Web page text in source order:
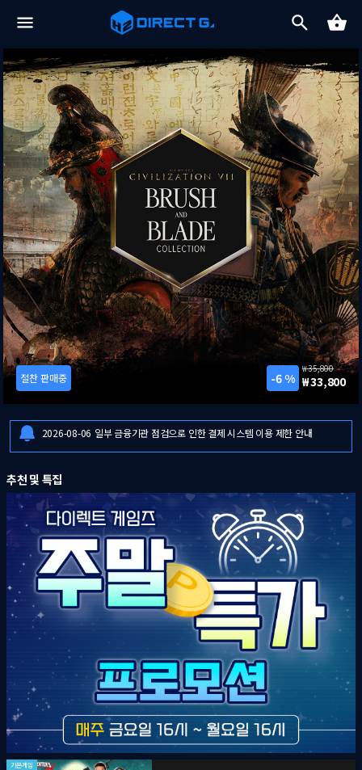
절찬 판매중 프로모션 25 %
39,900
29,900
2026-08-06
[드래곤즈 도그마 2: 다크 어리즌 한국어판] 예약판매 안내
2026-08-06 일부 금융기관 점검으로 인한 결제 시스템 이용 제한 안내
2026-08-07
8월 1주 다이렉트 게임즈 주말특가 프로모션 안내
2026-08-06 [드래곤즈 도그마 2: 다크 어리즌 한국어판] 예약판매 안내
2026-08-06 일부 금융기관 점검으로 인한 결제 시스템 이용 제한 안내
2026-08-06
추천 및 특집
기본게임